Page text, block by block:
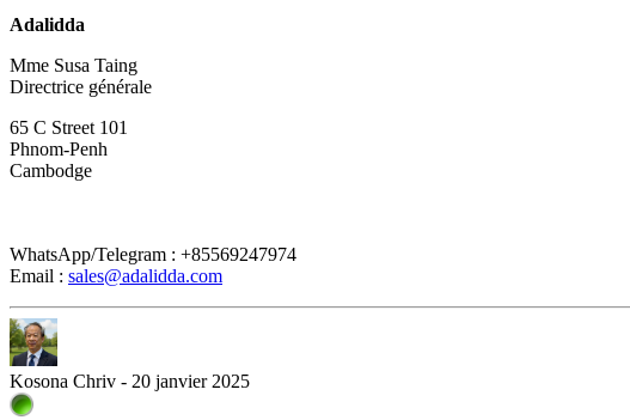
Adalidda
Mme Susa Taing
Directrice générale
65 C Street 101
Phnom-Penh
Cambodge
WhatsApp/Telegram : +85569247974
Email : sales@adalidda.com
Kosona Chriv - 20 janvier 2025